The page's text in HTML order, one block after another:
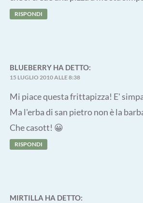
RISPONDI
BLUEBERRY HA DETTO:
15 LUGLIO 2010 ALLE 8:38
Mi piace questa frittapizza! E'
Ma l'erba di san pietro non è la
Che casott! 😀
RISPONDI
MIRTILLA HA DETTO: